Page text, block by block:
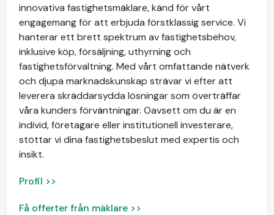
innovativa fastighetsmäklare, känd för vårt
engagemang för att erbjuda förstklassig service. Vi
hanterar ett brett spektrum av fastighetsbehov,
inklusive köp, försäljning, uthyrning och
fastighetsförvaltning. Med vårt omfattande nätverk
och djupa marknadskunskap strävar vi efter att
leverera skräddarsydda lösningar som överträffar
våra kunders förväntningar. Oavsett om du är en
individ, företagare eller institutionell investerare,
stöttar vi dina fastighetsbeslut med expertis och
insikt.
Profil >>
Få offerter från mäklare >>